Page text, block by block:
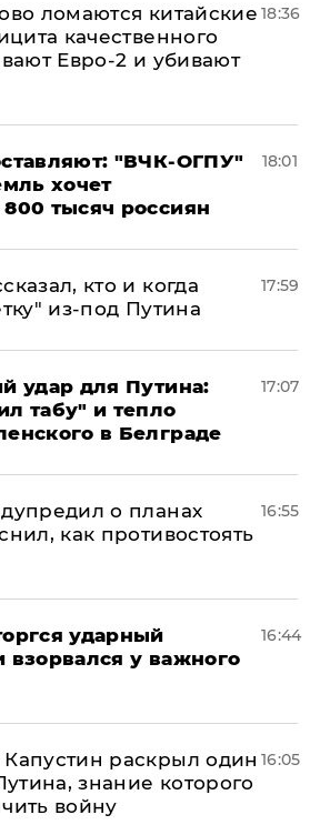
ломаются китайские
качественного
Евро-2 и убивают
18:36
"ВЧК-ОГПУ"
хочет
тысяч россиян
18:01
кто и когда
из-под Путина
17:59
удар для Путина:
табу" и тепло
в Белграде
17:07
о планах
как противостоять
16:55
ударный
взорвался у важного
16:44
раскрыл один
знание которого
войну
16:05